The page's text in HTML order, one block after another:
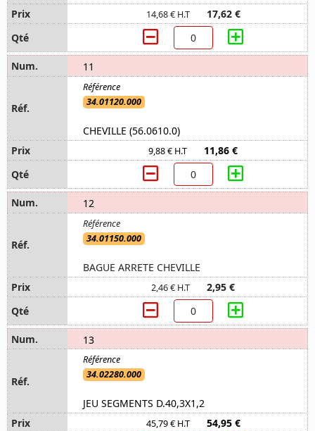
14,68 € H.T 17,62 €
11
34.01120.000
CHEVILLE (56.0610.0)
9,88 € H.T 11,86 €
12
34.01150.000
BAGUE ARRETE CHEVILLE
2,46 € H.T 2,95 €
13
34.02280.000
JEU SEGMENTS D.40,3X1,2
45,79 € H.T 54,95 €